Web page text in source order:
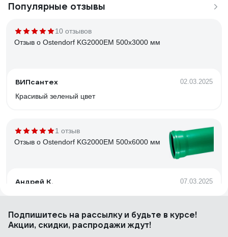
Популярные отзывы
10 отзывов
Отзыв о Ostendorf KG2000EM 500x3000 мм
ВИПсантех 02.03.2025
Красивый зеленый цвет
1 отзыв
Отзыв о Ostendorf KG2000EM 500x6000 мм
Андрей К. 07.03.2025
Адекватная цена.
25 отзывов
Подпишитесь на рассылкуи будьте в курсе!
Акции, скидки, распродажи ждут!